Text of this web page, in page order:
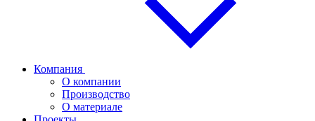
Компания
О компании
Производство
О материале